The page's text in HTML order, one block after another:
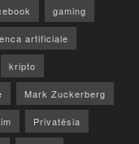
gaming
artificiale
kripto
Mark Zuckerberg
Privatësia